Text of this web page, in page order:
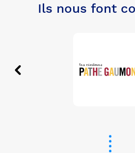
Ils nous font